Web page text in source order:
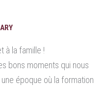
à la famille !
bons moments qui nous
époque où la formation